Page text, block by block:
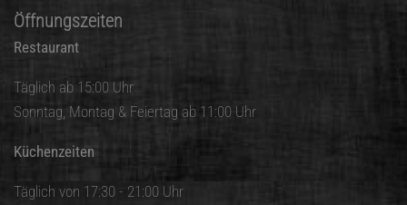
Öffnungszeiten
Restaurant
Täglich ab 15:00 Uhr
Sonntag, Montag & Feiertag ab 11:00 Uhr
Küchenzeiten
Täglich von 17:30 - 21:00 Uhr